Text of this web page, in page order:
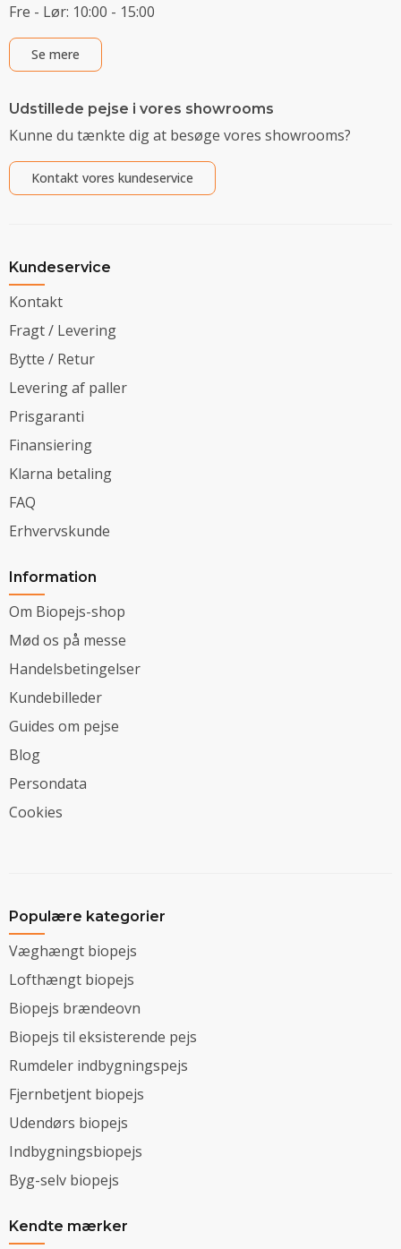
Fre - Lør: 10:00 - 15:00
Se mere
Udstillede pejse i vores showrooms
Kunne du tænkte dig at besøge vores showrooms?
Kontakt vores kundeservice
Kundeservice
Kontakt
Fragt / Levering
Bytte / Retur
Levering af paller
Prisgaranti
Finansiering
Klarna betaling
FAQ
Erhvervskunde
Information
Om Biopejs-shop
Mød os på messe
Handelsbetingelser
Kundebilleder
Guides om pejse
Blog
Persondata
Cookies
Populære kategorier
Væghængt biopejs
Lofthængt biopejs
Biopejs brændeovn
Biopejs til eksisterende pejs
Rumdeler indbygningspejs
Fjernbetjent biopejs
Udendørs biopejs
Indbygningsbiopejs
Byg-selv biopejs
Kendte mærker